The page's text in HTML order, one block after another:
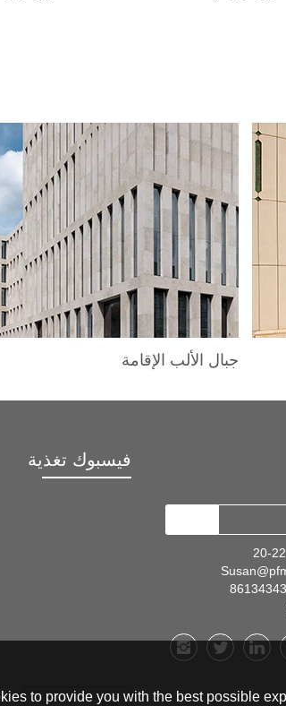
جبال الألب الإقامة
فيسبوك تغذية
to provide you with the best possible